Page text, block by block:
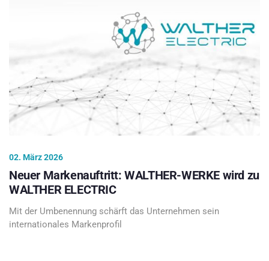
02. März 2026
Neuer Markenauftritt: WALTHER-WERKE wird zu
WALTHER ELECTRIC
Mit der Umbenennung schärft das Unternehmen sein
internationales Markenprofil